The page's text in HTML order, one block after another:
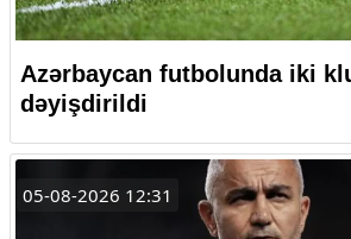
Azərbaycan futbolunda iki
dəyişdirildi
05-08-2026 12:31